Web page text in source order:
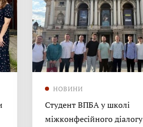
НОВИНИ
Студент ВПБА у школі
міжконфесійного діалогу